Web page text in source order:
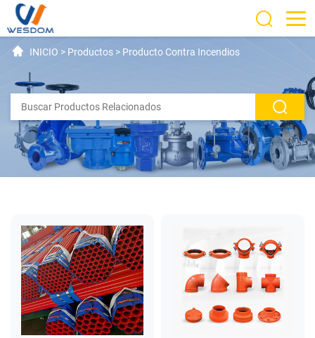
INICIO > Productos > Producto Contra Incendios